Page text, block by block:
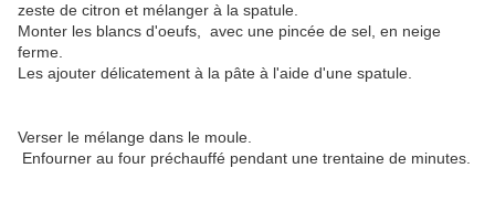
zeste de citron et mélanger à la spatule.
Monter les blancs d'oeufs, avec une pincée de sel, en neige
ferme.
Les ajouter délicatement à la pâte à l'aide d'une spatule.
Verser le mélange dans le moule.
Enfourner au four préchauffé pendant une trentaine de minutes.